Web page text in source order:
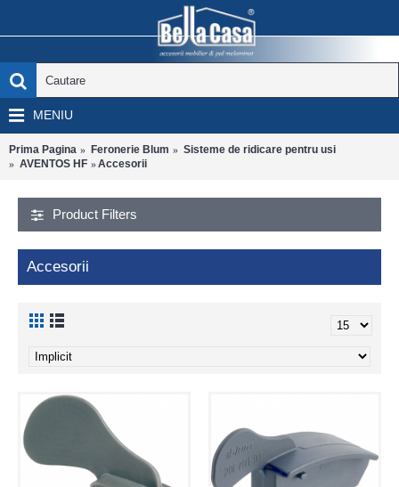
MENIU
Prima Pagina Feronerie Blum
Sisteme de ridicare pentru usi
AVENTOS HF
Accesorii
Product Filters
Accesorii